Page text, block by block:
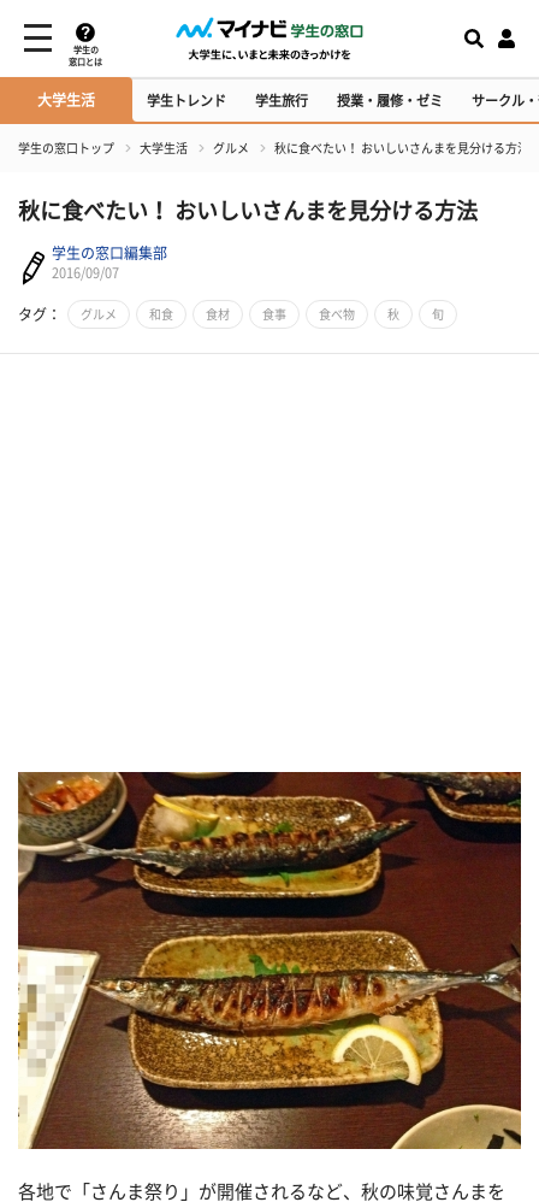
学生の
窓口とは
大学生活 学生トレンド 学生旅行 授業・履修・ゼミ サークル
学生の窓口トップ 大学生活 グルメ 秋に食べたい！ おいしいさんまを見分ける方法
秋に食べたい！ おいしいさんまを見分ける方法
学生の窓口編集部
2016/09/07
タグ： グルメ 和食 食材 食事 食べ物 秋 旬
各地で「さんま祭り」が開催されるなど、秋の味覚さんまを